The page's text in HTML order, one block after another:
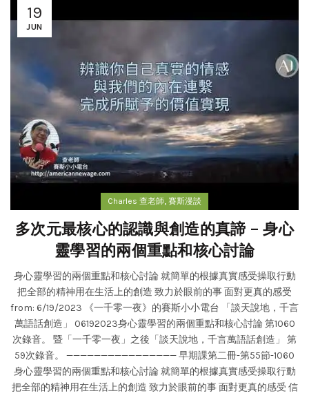
19
JUN
Charles 查老師, 賽斯漫談
多次元最核心的認識與創造的真諦 – 身心
靈學習的兩個重點和核心討論
身心靈學習的兩個重點和核心討論 就簡單的根據真實感受操取行動
把全部的精神用在生活上的創造 致力於眼前的事 面對更真的感受
from: 6/19/2023 《一千零一夜》的賽斯小小電台 「談天說地，千言
萬語話創造」 06192023身心靈學習的兩個重點和核心討論 第1060
次錄音。 暨「一千零一夜」之後「談天說地，千言萬語話創造」 第
59次錄音。 ———————————————— 早期課第二冊-第55節-1060
身心靈學習的兩個重點和核心討論 就簡單的根據真實感受操取行動
把全部的精神用在生活上的創造 致力於眼前的事 面對更真的感受 信